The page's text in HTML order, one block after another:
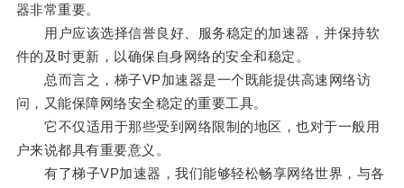
器非常重要。
用户应该选择信誉良好、服务稳定的加速器，并保持软
件的及时更新，以确保自身网络的安全和稳定。
总而言之，梯子VP加速器是一个既能提供高速网络访
问，又能保障网络安全稳定的重要工具。
它不仅适用于那些受到网络限制的地区，也对于一般用
户来说都具有重要意义。
有了梯子VP加速器，我们能够轻松畅享网络世界，与各